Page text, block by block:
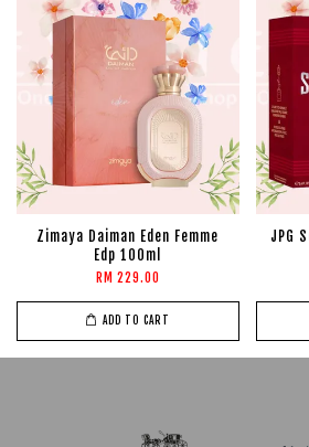
Zimaya Daiman Eden Femme
Edp 100ml
RM 229.00
ADD TO CART
JPG